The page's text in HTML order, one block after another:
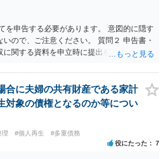
を申告する必要があります。 意図的に隠す
ので、ご注意ください。 質問２ 申告書・
に関する資料を申立時に提出を要求される
考えられるところ、収入・資産について虚
可となりかねませんので、ご注意くださ
合に夫婦の共有財産である家計
対象の債権となるのか等につい
理 #個人再生 #多重債務
役にたった 7